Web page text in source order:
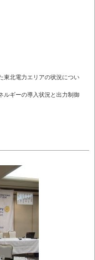
東北電力エリアの状況につい
ルギーの導入状況と出力制御